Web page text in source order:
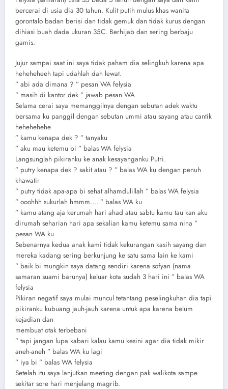
bercerai di usia dia 30 tahun. Kulit putih mulus khas wanita
gorontalo badan berisi dan tidak gemuk dan tidak kurus dengan
dihiasi buah dada ukuran 35C. Berhijab dan sering berbaju
gamis.
Jujur sampai saat ini saya tidak paham dia selingkuh karena apa
heheheheeh tapi udahlah dah lewat.
” abi ada dimana ? ” pesan WA felysia
” masih di kantor dek ” jawab pesan WA
Selama cerai saya memanggilnya dengan sebutan adek waktu
bersama ku panggil dengan sebutan ummi atau sayang atau cantik
hehehehehe
” kamu kenapa dek ? ” tanyaku
” aku mau ketemu bi ” balas WA felysia
Langsunglah pikiranku ke anak kesayanganku Putri.
” putry kenapa dek ? sakit atau ? ” balas WA ku dengan penuh
khawatir
” putry tidak apa-apa bi sehat alhamdulillah ” balas WA felysia
” ooohhh sukurlah hmmm…. ” balas WA ku
” kamu atang aja kerumah hari ahad atau sabtu kamu tau kan aku
dirumah seharian hari apa sekalian kamu ketemu sama nina ”
pesan WA ku
Sebenarnya kedua anak kami tidak kekurangan kasih sayang dan
mereka kadang sering berkunjung ke satu sama lain ke kami
” baik bi mungkin saya datang sendiri karena sofyan (nama
samaran suami barunya) keluar kota sudah 3 hari ini ” balas WA
felysia
Pikiran negatif saya mulai muncul tetantang peselingkuhan dia tapi
pikiranku kubuang jauh-jauh karena untuk apa karena belum
kejadian dan
membuat otak terbebani
” tapi jangan lupa kabari kalau kamu kesini agar dia tidak mikir
aneh-aneh ” balas WA ku lagi
” iya bi ” balas WA felysia
Setelah itu saya lanjutkan meeting dengan pak walikota sampe
sekitar sore hari menjelang magrib.